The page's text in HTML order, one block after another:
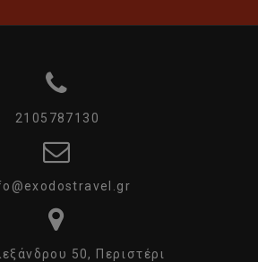
2105787130
50, Περιστέρι